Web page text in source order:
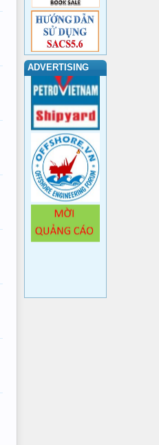
ADVERTISING